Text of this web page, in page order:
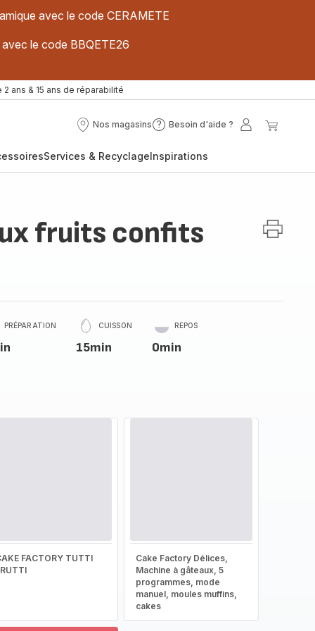
avec le code CERAMETE
le code BBQETE26
2 ans & 15 ans de réparabilité
Nos magasins
Nos
Besoin d'aide ?
Besoin
?
Mon
Services & RecyclageInspirations
fruits confits
PRÉPARATION CUISSON
15min
REPOS
0min
FACTORY TUTTI
Cake Factory Délices,
Machine à gâteaux, 5
programmes, mode
manuel, moules muffins,
cakes